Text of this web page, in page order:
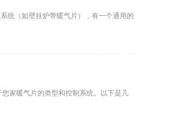
统（如壁挂炉带暖气片），有一个通用的
家暖气片的类型和控制系统。以下是几